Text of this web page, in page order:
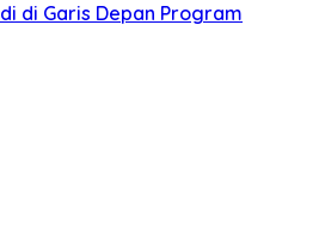
di Garis Depan Program